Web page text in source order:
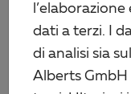
dati a terzi. I
di analisi sia
Alberts GmbH